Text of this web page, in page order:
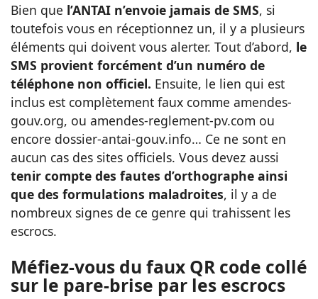
Bien que l’ANTAI n’envoie jamais de SMS, si
toutefois vous en réceptionnez un, il y a plusieurs
éléments qui doivent vous alerter. Tout d’abord, le
SMS provient forcément d’un numéro de
téléphone non officiel. Ensuite, le lien qui est
inclus est complètement faux comme amendes-
gouv.org, ou amendes-reglement-pv.com ou
encore dossier-antai-gouv.info… Ce ne sont en
aucun cas des sites officiels. Vous devez aussi
tenir compte des fautes d’orthographe ainsi
que des formulations maladroites, il y a de
nombreux signes de ce genre qui trahissent les
escrocs.
Méfiez-vous du faux QR code collé
sur le pare-brise par les escrocs